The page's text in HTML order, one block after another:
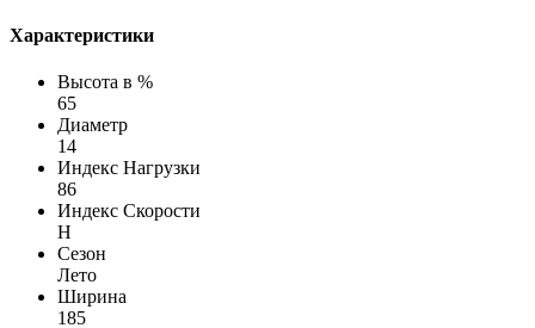
Характеристики
Высота в %
65
Диаметр
14
Индекс Нагрузки
86
Индекс Скорости
H
Сезон
Лето
Ширина
185